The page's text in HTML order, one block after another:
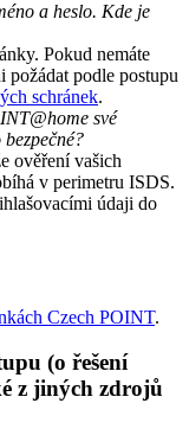
a heslo. Kde je
Pokud nemáte
požádat podle postupu
schránek.
své
ověření vašich
v perimetru ISDS.
údaji do
Czech POINT.
(o řešení
z jiných zdrojů